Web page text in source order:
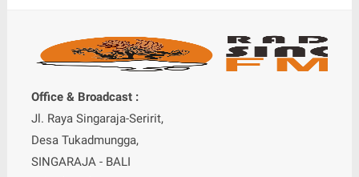
Office & Broadcast :
Jl. Raya Singaraja-Seririt,
Desa Tukadmungga,
SINGARAJA - BALI